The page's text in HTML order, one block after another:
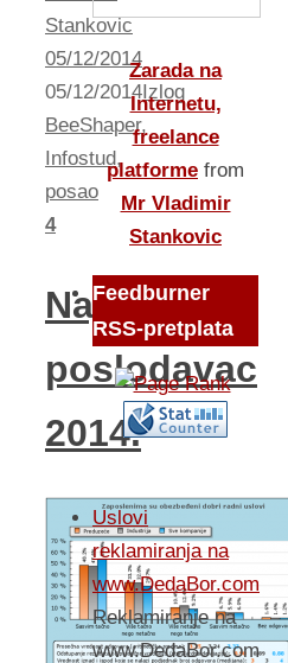
Stankovic
05/12/2014
05/12/2014Izlog
BeeShaper,
Infostud,
posao
4
Najbolji
poslodavac
2014.
Zarada na
Internetu,
freelance
platforme from
Mr Vladimir
Stankovic
Feedburner
RSS-pretplata
Uslovi
reklamiranja na
www.DedaBor.com
Reklamiranje na
www.DedaBor.com